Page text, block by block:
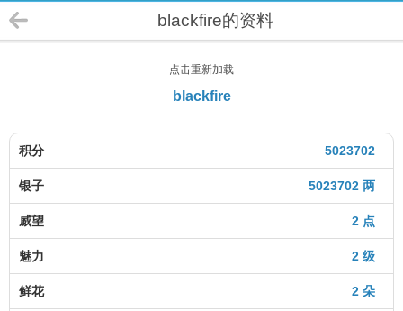
blackfire的资料
点击重新加载
blackfire
5023702
积分
5023702 两
银子
2 点
威望
2 级
魅力
2 朵
鲜花